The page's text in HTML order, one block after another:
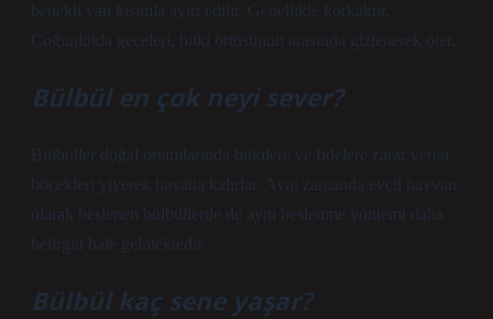
benekli yan kısımla ayırt edilir. Genellikle korkaktır.
Çoğunlukla geceleri, bitki örtüsünün arasında gizlenerek öter.
Bülbül en çok neyi sever?
Bülbüller doğal ortamlarında bitkilere ve fidelere zarar veren
böcekleri yiyerek hayatta kalırlar. Aynı zamanda evcil hayvan
olarak beslenen bülbüllerde de aynı beslenme yöntemi daha
belirgin hale gelmektedir.
Bülbül kaç sene yaşar?